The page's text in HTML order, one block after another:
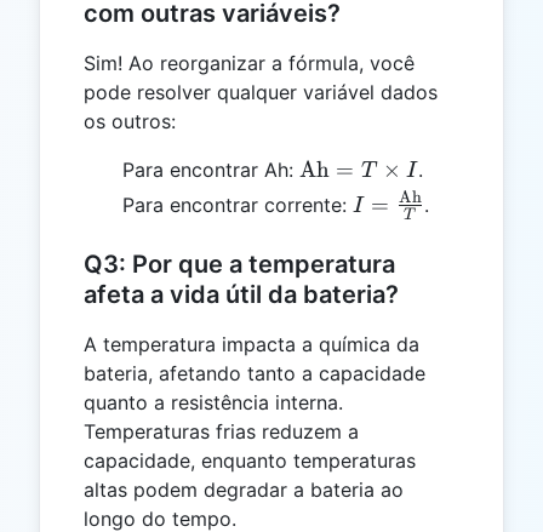
com outras variáveis?
Sim! Ao reorganizar a fórmula, você
pode resolver qualquer variável dados
os outros:
Para encontrar Ah: \text{Ah}
= T
Ah = T × I.
Para encontrar corrente: I =
{T}
I = T
Ah .
Q3: Por que a temperatura
afeta a vida útil da bateria?
A temperatura impacta a química da
bateria, afetando tanto a capacidade
quanto a resistência interna.
Temperaturas frias reduzem a
capacidade, enquanto temperaturas
altas podem degradar a bateria ao
longo do tempo.